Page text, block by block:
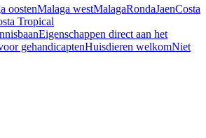
oostenMalaga westMalagaRondaJaenCosta
Tropical
Eigenschappen direct aan het
gehandicaptenHuisdieren welkomNiet